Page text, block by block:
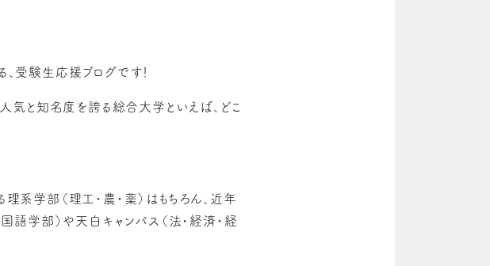
受験生応援ブログです！
気と知名度を誇る総合大学といえば、どこ
学部（理工・農・薬）はもちろん、近年
語学部）や天白キャンパス（法・経済・経